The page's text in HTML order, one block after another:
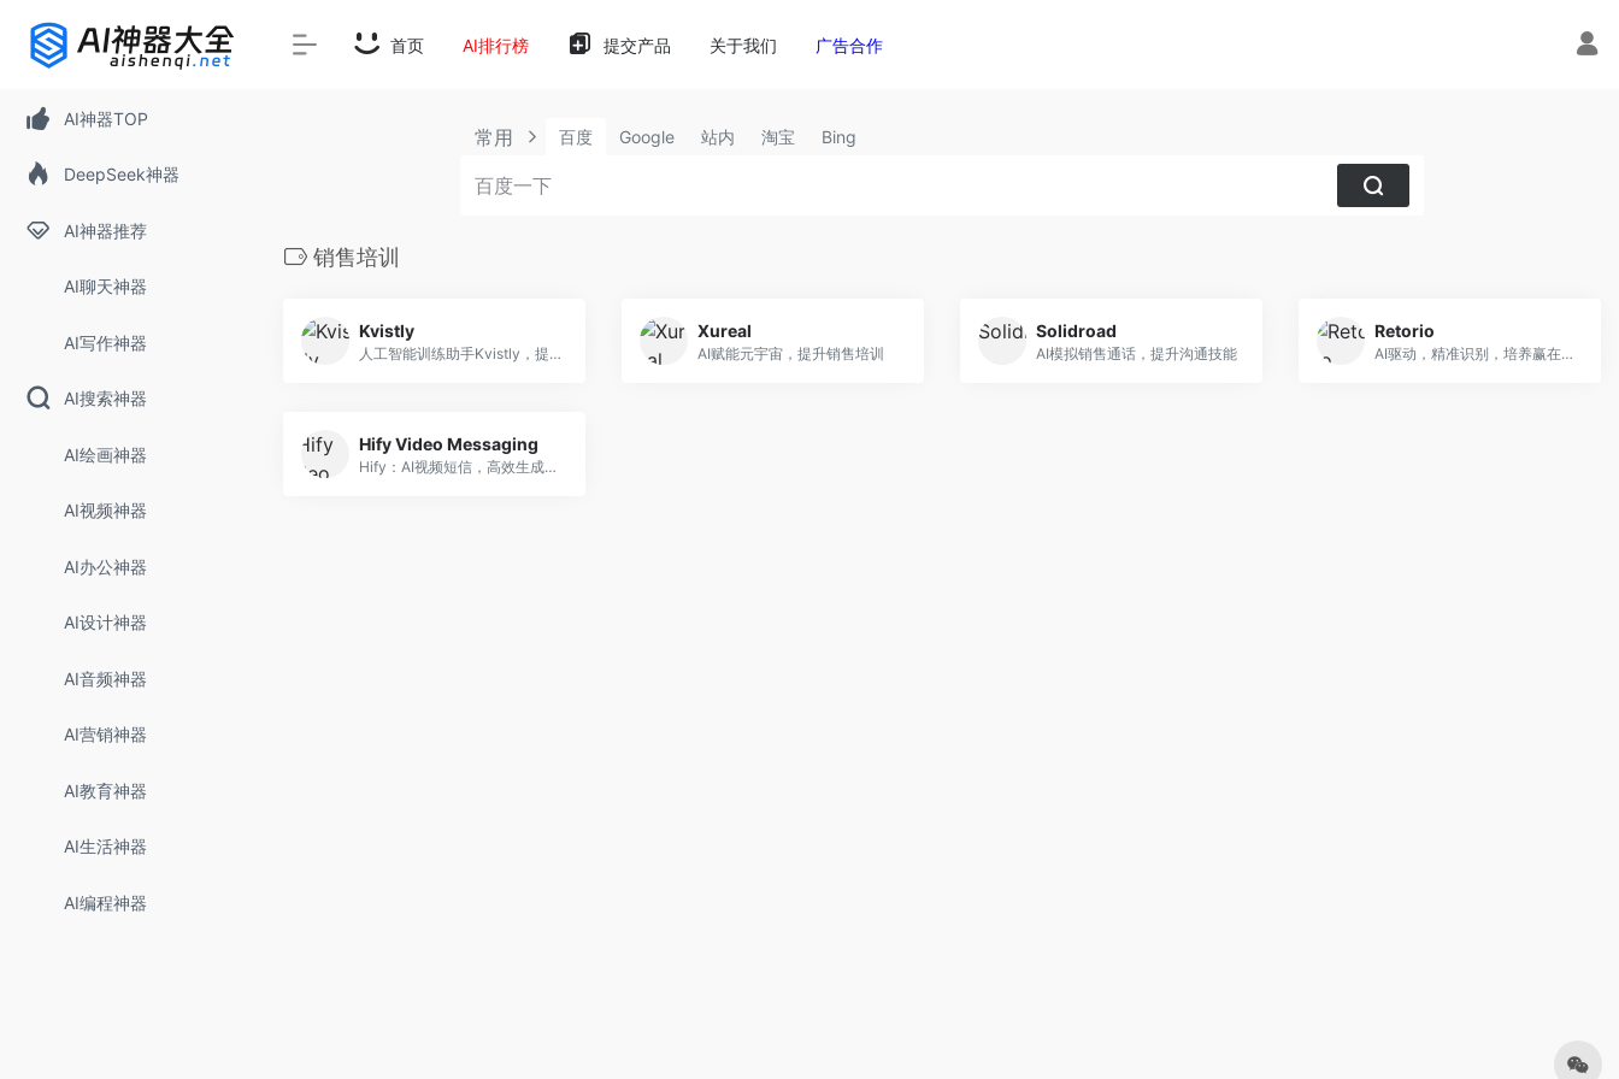
AI神器TOP
DeepSeek神器
AI神器推荐
AI聊天神器
AI写作神器
AI搜索神器
AI绘画神器
AI视频神器
AI办公神器
AI设计神器
AI音频神器
AI营销神器
AI教育神器
AI生活神器
AI编程神器
首页 AI排行榜 提交产品 关于我们 广告合作
常用 百度 Google 站内 淘宝 Bing
销售培训
Kvistly
人工智能训练助手Kvistly，提升销售培训效果。
Xureal
AI赋能元宇宙，提升销售培训
Solidroad
AI模拟销售通话，提升沟通技能
Retorio
AI驱动，精准识别，培养赢在未来的行为模式
Hify Video Messaging
Hify：AI视频短信，高效生成销售视频。